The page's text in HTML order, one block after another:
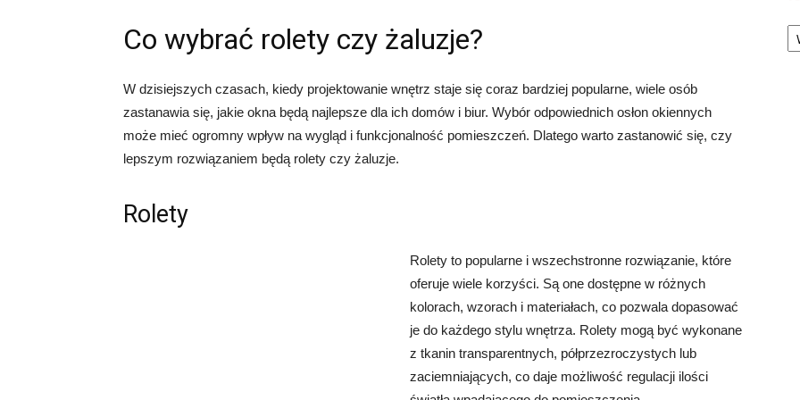
Co wybrać rolety czy żaluzje?
W dzisiejszych czasach, kiedy projektowanie wnętrz staje się coraz bardziej popularne, wiele osób
zastanawia się, jakie okna będą najlepsze dla ich domów i biur. Wybór odpowiednich osłon okiennych
może mieć ogromny wpływ na wygląd i funkcjonalność pomieszczeń. Dlatego warto zastanowić się, czy
lepszym rozwiązaniem będą rolety czy żaluzje.
Rolety
Rolety to popularne i wszechstronne rozwiązanie, które
oferuje wiele korzyści. Są one dostępne w różnych
kolorach, wzorach i materiałach, co pozwala dopasować
je do każdego stylu wnętrza. Rolety mogą być wykonane
z tkanin transparentnych, półprzezroczystych lub
zaciemniających, co daje możliwość regulacji ilości